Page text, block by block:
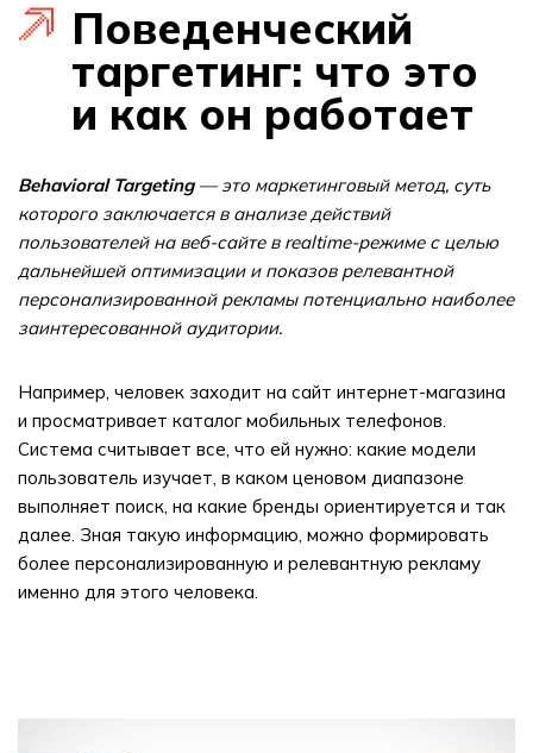
Поведенческий
таргетинг: что это
и как он работает
Behavioral Targeting— это маркетинговый метод, суть
которого заключается в анализе действий
пользователей на веб-сайте в realtime-режиме с целью
дальнейшей оптимизации и показов релевантной
персонализированной рекламы потенциально наиболее
заинтересованной аудитории.
Например, человек заходит на сайт интернет-магазина
и просматривает каталог мобильных телефонов.
Система считывает все, что ей нужно: какие модели
пользователь изучает, в каком ценовом диапазоне
выполняет поиск, на какие бренды ориентируется и так
далее. Зная такую информацию, можно формировать
более персонализированную и релевантную рекламу
именно для этого человека.